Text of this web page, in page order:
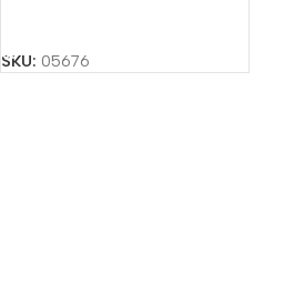
SKU: 05676